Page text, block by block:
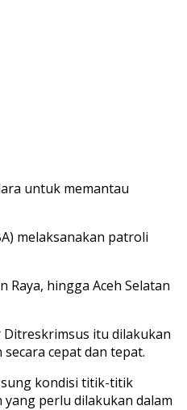
untuk memantau
melaksanakan patroli
hingga Aceh Selatan
Ditreskrimsus itu dilakukan
cepat dan tepat.
kondisi titik-titik
perlu dilakukan dalam